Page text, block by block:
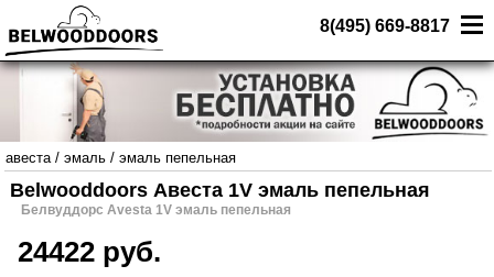
8(495) 669-8817
авеста/ эмаль / эмаль пепельная
Belwooddoors Авеста 1V эмаль пепельная
Белвуддорс Avesta 1V эмаль пепельная
24422 руб.